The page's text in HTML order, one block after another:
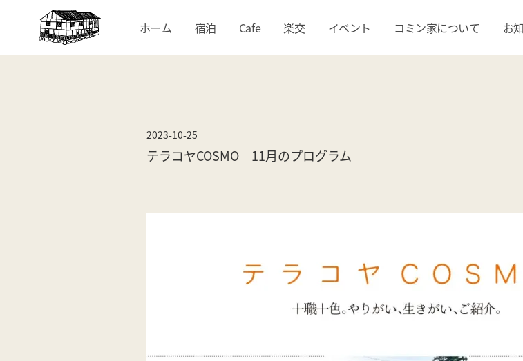
ホーム 宿泊 Cafe 楽交 イベント コミン家について お
2023-10-25
テラコヤCOSMO 11月のプログラム